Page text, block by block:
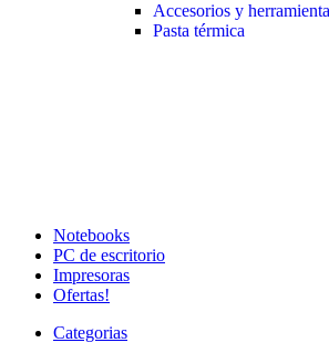
Accesorios y
Pasta térmica
Notebooks
PC de escritorio
Impresoras
Ofertas!
Categorias